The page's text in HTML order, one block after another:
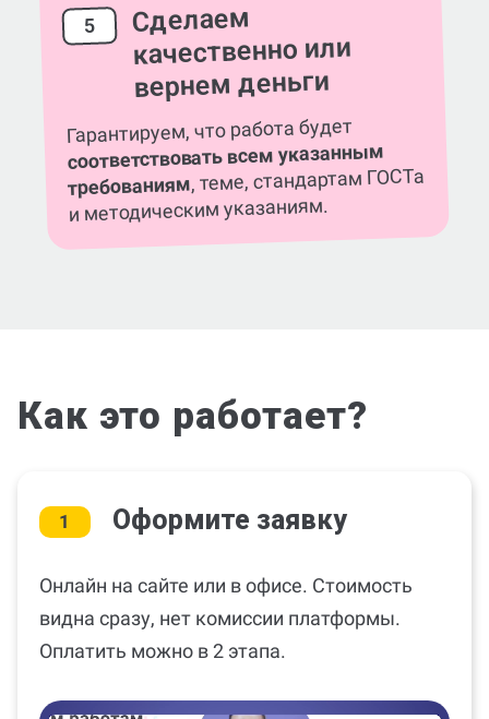
5 Сделаем
качественно или
вернем деньги
Гарантируем, что работа будет
соответствовать всем указанным
требованиям , теме, стандартам ГОСТа
и методическим указаниям.
Как это работает?
1 Оформите заявку
Онлайн на сайте или в офисе. Стоимость
видна сразу, нет комиссии платформы.
Оплатить можно в 2 этапа.